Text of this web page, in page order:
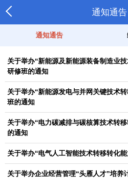
通知通告
通知通告
关于举办“新能源及新能源装备制造业
研修班的通知
关于举办“新能源发电与并网关键技术
班的通知
关于举办“电力碳减排与碳核算技术转
的通知
关于举办“电气人工智能技术转移转化
关于举办企业经营管理“头雁人才”培养